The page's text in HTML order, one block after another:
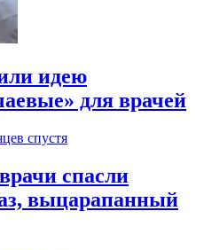
идею
для врачей
спустя
спасли
выцарапанный